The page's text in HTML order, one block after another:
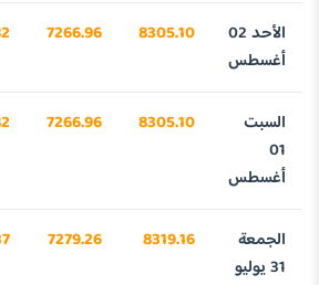
الأحد 02
أغسطس
8305.10
7266.96
السبت
01
أغسطس
8305.10
7266.96
الجمعة
31 يوليو
8319.16
7279.26